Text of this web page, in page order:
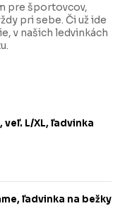
pre športovcov,
pri sebe. Či už ide
v našich ledvinkách
veľ. L/XL, ľadvinka
ľadvinka na bežky